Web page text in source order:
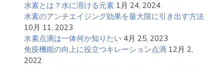
水素とは？水に溶ける元素 1月 24, 2024
水素のアンチエイジング効果を最大限に引き出す方法
10月 11, 2023
水素点滴は一体何か知りたい 4月 25, 2023
免疫機能の向上に役立つキレーション点滴 12月 2,
2022